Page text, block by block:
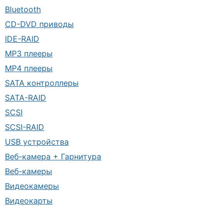
Bluetooth
CD-DVD приводы
IDE-RAID
MP3 плееры
MP4 плееры
SATA контроллеры
SATA-RAID
SCSI
SCSI-RAID
USB устройства
Веб-камера + Гарнитура
Веб-камеры
Видеокамеры
Видеокарты